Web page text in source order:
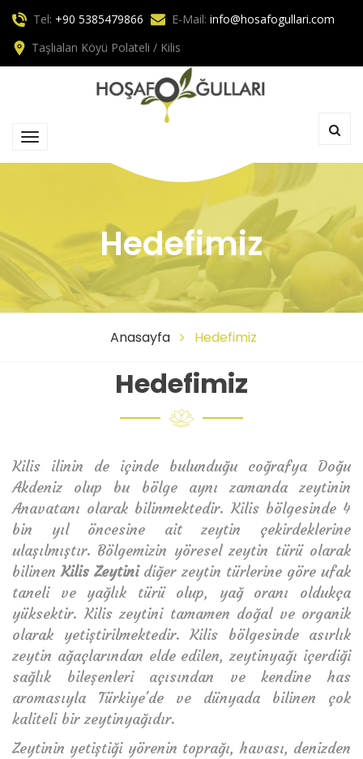
Tel: +90 5385479866 E-Mail: info@hosafogullari.com
Taşlıalan Köyü Polateli / Kilis
Hedefimiz
Anasayfa Hedefimiz
Hedefimiz
Kilis ilinin de içinde bulunduğu coğrafya Doğu
Akdeniz olup bu bölge aynı zamanda zeytinin
Anavatanı olarak bilinmektedir. Kilis bölgesinde 4
bin yıl öncesine ait zeytin çekirdeklerine
ulaşılmıştır. Bölgemizin yöresel zeytin türü olarak
bilinenKilis Zeytinidiğer zeytin türlerine göre ufak
taneli ve yağlık türü olup, yağ oranı oldukça
yüksektir. Kilis zeytini tamamen doğal ve organik
olarak yetiştirilmektedir. Kilis bölgesinde asırlık
zeytin ağaçlarından elde edilen, zeytinyağı içerdiği
sağlık bileşenleri açısından ve kendine has
aromasıyla Türkiye'de ve dünyada bilinen çok
kaliteli bir zeytinyağıdır.
Zeytinin yetiştiği yörenin toprağı, havası, denizden